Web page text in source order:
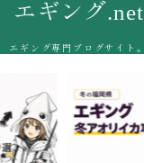
エギング.net
エギング専門ブログサイト。